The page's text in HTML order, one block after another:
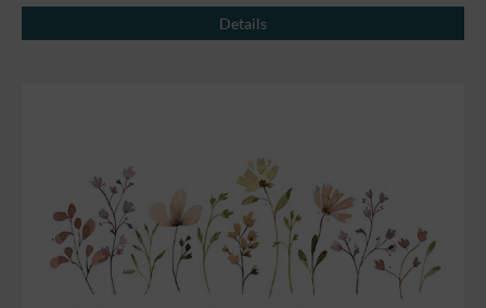
Details